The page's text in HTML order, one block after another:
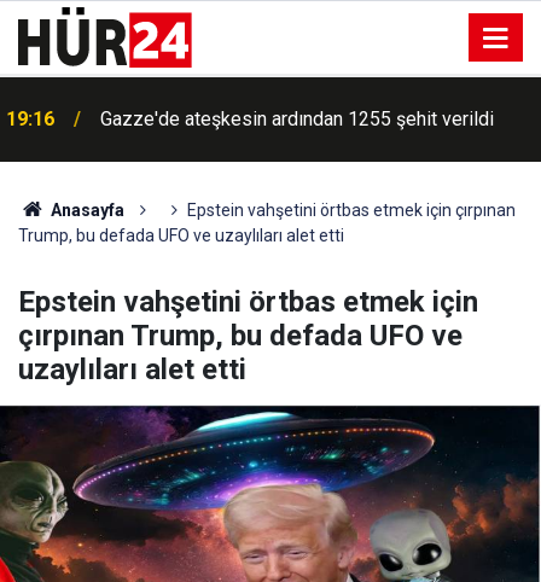
19:16 Gazze'de ateşkesin ardından 1255 şehit verildi
Anasayfa
Epstein vahşetini örtbas etmek için çırpınan
Trump, bu defada UFO ve uzaylıları alet etti
Epstein vahşetini örtbas etmek için
çırpınan Trump, bu defada UFO ve
uzaylıları alet etti